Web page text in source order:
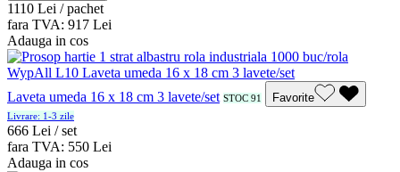
1110 Lei / pachet
fara TVA: 917 Lei
Adauga in cos
Laveta umeda 16 x 18 cm 3 lavete/set STOC 91 Favorite
Livrare: 1-3 zile
666 Lei / set
fara TVA: 550 Lei
Adauga in cos